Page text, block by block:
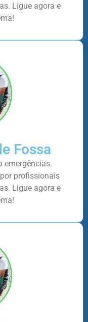
Ligue agora e
Fossa
emergências.
profissionais
Ligue agora e